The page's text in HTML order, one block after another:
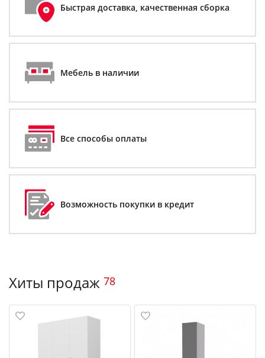
Быстрая доставка, качественная сборка
Мебель в наличии
Все способы оплаты
Возможность покупки в кредит
Хиты продаж 78